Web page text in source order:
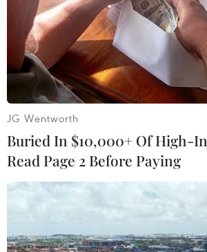
TIN LIÊN QUAN
JG Wentworth
Buried In $10,000+ Of High-
Read Page 2 Before Paying